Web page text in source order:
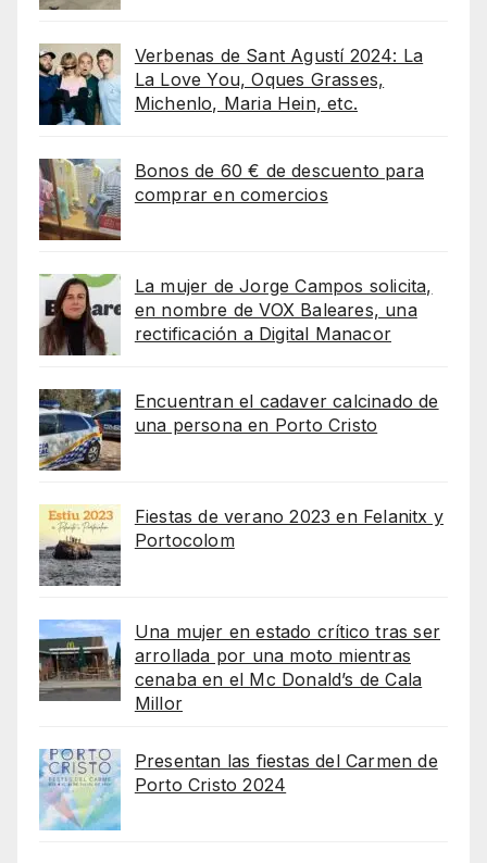
Verbenas de Sant Agustí 2024: La
La Love You, Oques Grasses,
Michenlo, Maria Hein, etc.
Bonos de 60 € de descuento para
comprar en comercios
La mujer de Jorge Campos solicita,
en nombre de VOX Baleares, una
rectificación a Digital Manacor
Encuentran el cadaver calcinado de
una persona en Porto Cristo
Fiestas de verano 2023 en Felanitx y
Portocolom
Una mujer en estado crítico tras ser
arrollada por una moto mientras
cenaba en el Mc Donald’s de Cala
Millor
Presentan las fiestas del Carmen de
Porto Cristo 2024